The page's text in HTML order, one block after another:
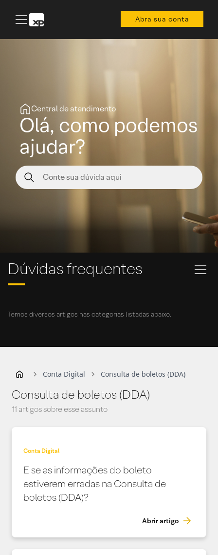
Abra sua conta
Central de atendimento
Olá, como podemos
ajudar?
Dúvidas frequentes
Temos diversos artigos nas categorias listadas abaixo.
Conta Digital Consulta de boletos (DDA)
Consulta de boletos (DDA)
11 artigos sobre esse assunto
Conta Digital
E se as informações do boleto
estiverem erradas na Consulta de
boletos (DDA)?
Abrir artigo